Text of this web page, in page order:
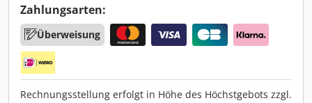
Zahlungsarten:
Überweisung
Rechnungsstellung erfolgt in Höhe des Höchstgebots zzgl.